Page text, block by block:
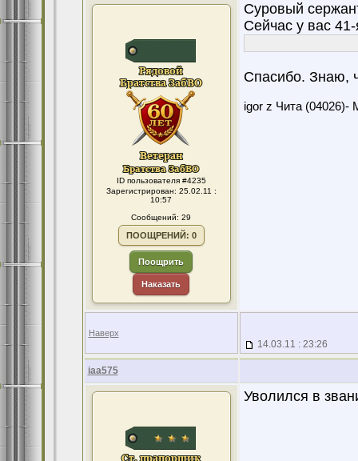
ID пользователя #4235
Зарегистрирован: 25.02.11 :
10:57
Сообщений: 29
ПООЩРЕНИЙ: 0
Поощрить
Наказать
Суровый
Сейчас у вас
Спасибо. Знаю,
igor z Чита (04026)-
Наверх
14.03.11 : 23:26
iaa575
Уволился в